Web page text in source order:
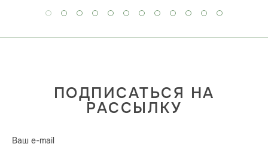
ПОДПИСАТЬСЯ НА
РАССЫЛКУ
Ваш e-mail